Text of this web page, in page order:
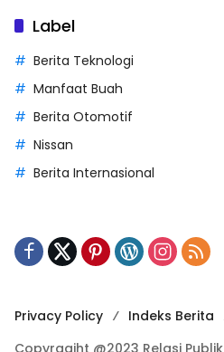
Label
Berita Teknologi
Manfaat Buah
Berita Otomotif
Nissan
Berita Internasional
Privacy Policy Indeks Berita